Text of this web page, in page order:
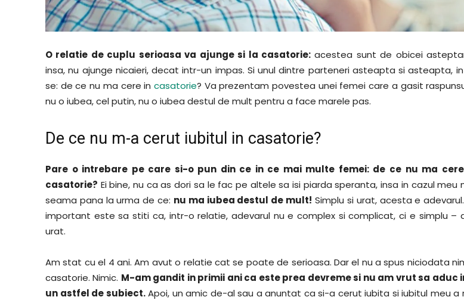
O relatie de cuplu serioasa va ajunge si la casatorie: acestea sunt de obicei
insa, nu ajunge nicaieri, decat intr-un impas. Si unul dintre parteneri asteapta si asteapta,
se: de ce nu ma cere in casatorie? Va prezentam povestea unei femei care a gasit
nu o iubea, cel putin, nu o iubea destul de mult pentru a face marele pas.
De ce nu m-a cerut iubitul in casatorie?
Pare o intrebare pe care si-o pun din ce in ce mai multe femei: de ce nu ma
casatorie? Ei bine, nu ca as dori sa le fac pe altele sa isi piarda speranta, insa in cazul
seama pana la urma de ce: nu ma iubea destul de mult! Simplu si urat, acesta e
important este sa stiti ca, intr-o relatie, adevarul nu e complex si complicat, ci e simplu –
urat.
Am stat cu el 4 ani. Am avut o relatie cat se poate de serioasa. Dar el nu a spus niciodata
casatorie. Nimic. M-am gandit in primii ani ca este prea devreme si nu am vrut sa aduc
un astfel de subiect.Apoi, un amic de-al sau a anuntat ca si-a cerut iubita si iubitul meu a